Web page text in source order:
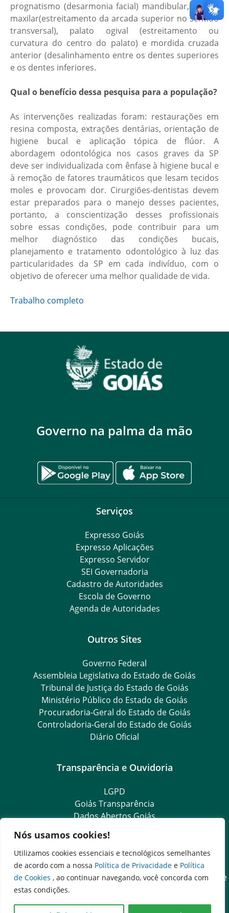
Nós usamos cookies!
Utilizamos cookies essenciais e tecnológicos semelhantes
de acordo com a nossa Política de Privacidade e Política
de Cookies , ao continuar navegando, você concorda com
estas condições.
prognatismo (desarmonia facial) mandibular, atresia
maxilar(estreitamento da arcada superior no sentido
transversal), palato ogival (estreitamento ou
curvatura do centro do palato) e mordida cruzada
anterior (desalinhamento entre os dentes superiores
e os dentes inferiores.
Qual o benefício dessa pesquisa para a população?
As intervenções realizadas foram: restaurações em
resina composta, extrações dentárias, orientação de
higiene bucal e aplicação tópica de flúor. A
abordagem odontológica nos casos graves da SP
deve ser individualizada com ênfase à higiene bucal e
à remoção de fatores traumáticos que lesam tecidos
moles e provocam dor. Cirurgiões-dentistas devem
estar preparados para o manejo desses pacientes,
portanto, a conscientização desses profissionais
sobre essas condições, pode contribuir para um
melhor diagnóstico das condições bucais,
planejamento e tratamento odontológico à luz das
particularidades da SP em cada indivíduo, com o
objetivo de oferecer uma melhor qualidade de vida.
Trabalho completo
Governo na palma da mão
Serviços
Expresso Goiás
Expresso Aplicações
Expresso Servidor
SEI Governadoria
Cadastro de Autoridades
Escola de Governo
Agenda de Autoridades
Outros Sites
Governo Federal
Assembleia Legislativa do Estado de Goiás
Tribunal de Justiça do Estado de Goiás
Ministério Público do Estado de Goiás
Procuradoria-Geral do Estado de Goiás
Controladoria-Geral do Estado de Goiás
Diário Oficial
Transparência e Ouvidoria
LGPD
Goiás Transparência
Dados Abertos Goiás
Ouvidoria Geral
SIC – Serviço de Informação ao Cidadão
e-SIC – Serviço Eletrônico de Informação ao Cidadão
Acesso às Informações das Organizações Sociais de Saúde
Ouvidoria Setorial (Expresso)